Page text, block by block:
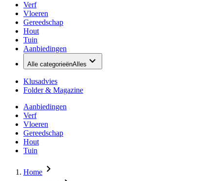
Verf
Vloeren
Gereedschap
Hout
Tuin
Aanbiedingen
Alle categorieënAlles
Klusadvies
Folder & Magazine
Aanbiedingen
Verf
Vloeren
Gereedschap
Hout
Tuin
Home